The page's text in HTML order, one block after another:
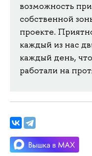
возможность
собственной
проекте.
каждый из нас
каждый день,
работали на